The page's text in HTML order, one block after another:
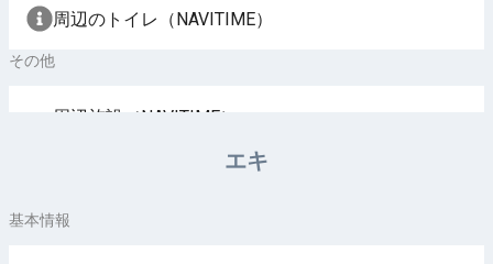
周辺のトイレ（NAVITIME）
その他
周辺施設（NAVITIME）
エキ
基本情報